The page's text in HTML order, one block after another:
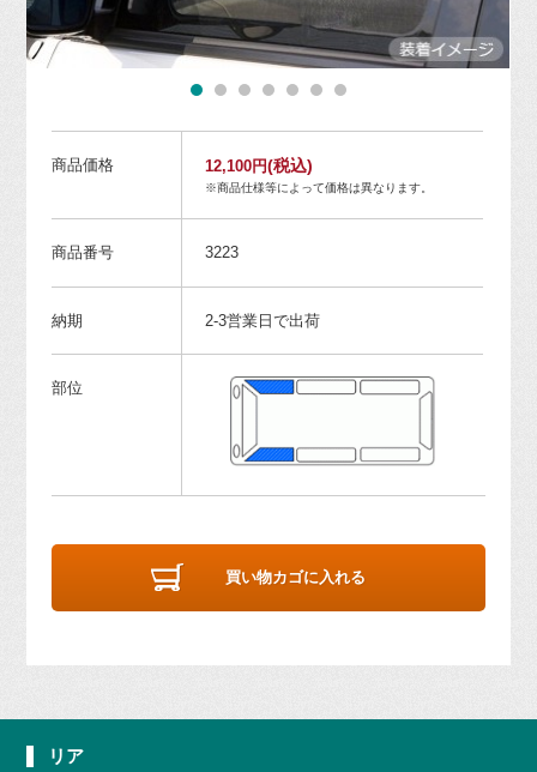
商品価格 12,100円(税込)
※商品仕様等によって価格は異なります。
商品番号 3223
納期 2-3営業日で出荷
部位
買い物カゴに入れる
リア